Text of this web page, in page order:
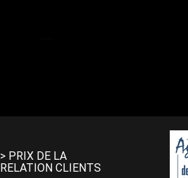
> PRIX DE LA
RELATION CLIENTS